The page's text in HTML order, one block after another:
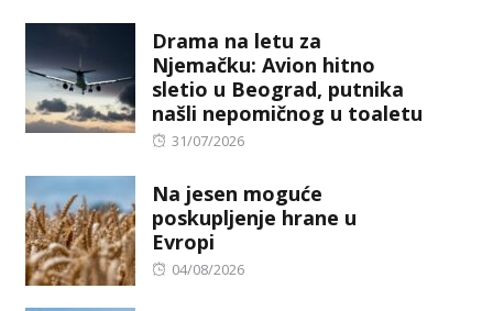
Drama na letu za
Njemačku: Avion hitno
sletio u Beograd, putnika
našli nepomičnog u toaletu
Posted
31/07/2026
Na jesen moguće
poskupljenje hrane u
Evropi
Posted
04/08/2026